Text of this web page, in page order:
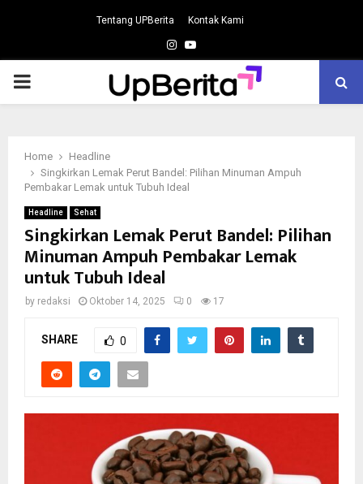
Tentang UPBerita Kontak Kami
Instagram
Youtube
PRIMARY
Home
Headline
Singkirkan Lemak Perut Bandel: Pilihan Minuman Ampuh
Pembakar Lemak untuk Tubuh Ideal
Headline Sehat
Singkirkan Lemak Perut Bandel: Pilihan
Minuman Ampuh Pembakar Lemak
untuk Tubuh Ideal
by redaksi Oktober 14, 2025 0 17
SHARE 0